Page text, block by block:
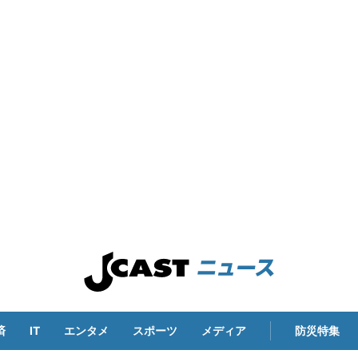
IT エンタメ スポーツ メディア 防災特集